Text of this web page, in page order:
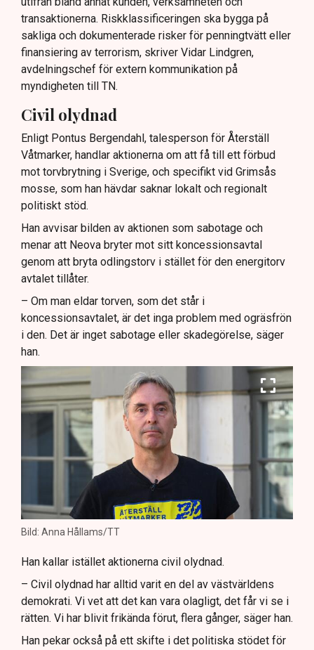
transaktionerna. Riskklassificeringen ska bygga på
sakliga och dokumenterade risker för penningtvätt eller
finansiering av terrorism, skriver Vidar Lindgren,
avdelningschef för extern kommunikation på
myndigheten till TN.
Civil olydnad
Enligt Pontus Bergendahl, talesperson för Återställ
Våtmarker, handlar aktionerna om att få till ett förbud
mot torvbrytning i Sverige, och specifikt vid Grimsås
mosse, som han hävdar saknar lokalt och regionalt
politiskt stöd.
Han avvisar bilden av aktionen som sabotage och
menar att Neova bryter mot sitt koncessionsavtal
genom att bryta odlingstorv i stället för den energitorv
avtalet tillåter.
– Om man eldar torven, som det står i
koncessionsavtalet, är det inga problem med ogräsfrön
i den. Det är inget sabotage eller skadegörelse, säger
han.
Bild: Anna Hållams/TT
Han kallar istället aktionerna civil olydnad.
– Civil olydnad har alltid varit en del av västvärldens
demokrati. Vi vet att det kan vara olagligt, det får vi se i
rätten. Vi har blivit frikända förut, flera gånger, säger han.
Han pekar också på ett skifte i det politiska stödet för